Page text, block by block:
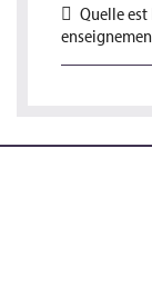
Quelle